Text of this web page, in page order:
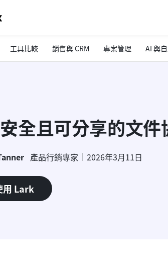
工具比較 銷售與 CRM 專案管理 AI 與
全且可分享的文件
產品行銷專家 2026年3月11日
用 Lark